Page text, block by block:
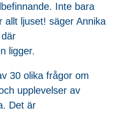
Inte bara
allt ljuset! säger Annika
ligger.
30 olika frågor om
upplevelser av
Det är